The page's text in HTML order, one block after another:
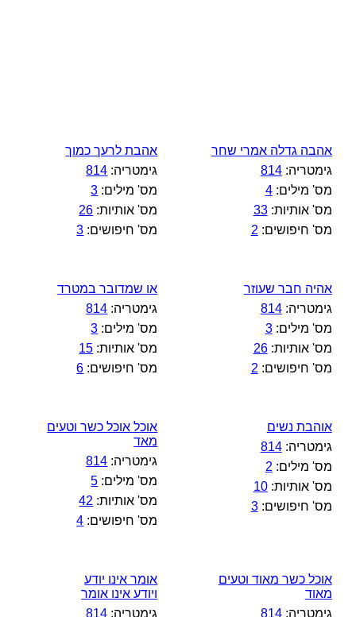
אהבה גדלה אמרי שחר
גימטריה:814
מס' מילים:4
מס' אותיות:33
מס' חיפושים: 2
אהבת לרעך כמוך
גימטריה: 814
מס' מילים: 3
מס' אותיות: 26
מס' חיפושים: 3
אהיה חבר שעוזר
גימטריה:814
מס' מילים:3
מס' אותיות:26
מס' חיפושים: 2
או שמדובר במטרד
גימטריה: 814
מס' מילים: 3
מס' אותיות: 15
מס' חיפושים: 6
אוהבת נשים
גימטריה:814
מס' מילים: 2
מס' אותיות:10
מס' חיפושים:3
אוכל אוכל כשר וטעים
מאד
גימטריה: 814
מס' מילים: 5
מס' אותיות: 42
מס' חיפושים: 4
אוכל כשר מאוד וטעים
מאוד
גימטריה:814
אומר אינו יודע
ויודע אינו אומר
גימטריה: 814